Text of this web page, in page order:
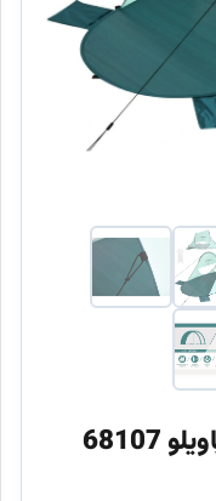
چادر ساحلی فنری دو نفره پاویلو 68107